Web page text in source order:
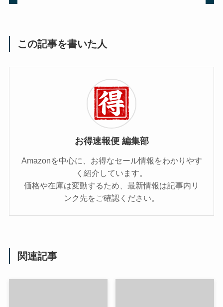
この記事を書いた人
お得速報便 編集部
Amazonを中心に、お得なセール情報をわかりやす
く紹介しています。
価格や在庫は変動するため、最新情報は記事内リ
ンク先をご確認ください。
関連記事